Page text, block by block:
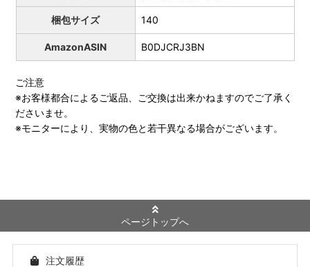
梱包サイズ 140
AmazonASIN B0DJCRJ3BN
ご注意
※お客様都合によるご返品、ご交換は出来かねますのでご了承く
ださいませ。
※モニターにより、実物の色と若干異なる場合がございます。
ページトップへ
注文履歴